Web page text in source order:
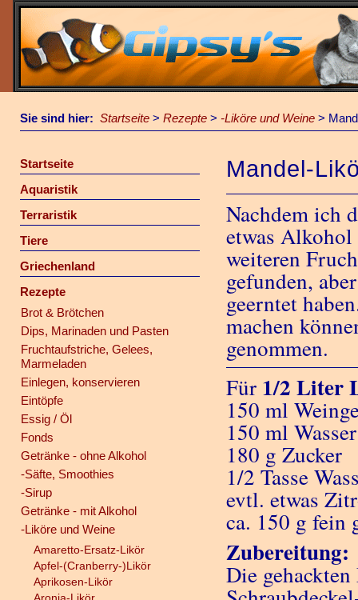
Sie sind hier: Startseite > Rezepte > -Liköre und Weine >
Startseite
Aquaristik
Terraristik
Tiere
Griechenland
Rezepte
Brot & Brötchen
Dips, Marinaden und Pasten
Fruchtaufstriche, Gelees,
Marmeladen
Einlegen, konservieren
Eintöpfe
Essig / Öl
Fonds
Getränke - ohne Alkohol
-Säfte, Smoothies
-Sirup
Getränke - mit Alkohol
-Liköre und Weine
Amaretto-Ersatz-Likör
Apfel-(Cranberry-)Likör
Aprikosen-Likör
Mandel-
Nachdem ich
etwas Alkohol
weiteren
gefunden,
geerntet
machen
genommen.
Für 1/2 Liter
150 ml
150 ml Wasser
180 g Zucker
1/2 Tasse
evtl. etwas
ca. 150 g fein
Zubereitung:
Die